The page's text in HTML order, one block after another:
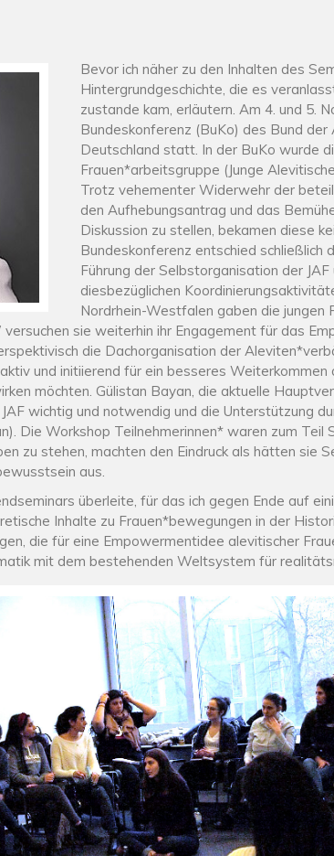
Bevor ich näher zu den Inhalten des
Hintergrundgeschichte, die es
zustande kam, erläutern. Am 4. und 5.
Bundeskonferenz (BuKo) des Bund der
Deutschland statt. In der BuKo wurde
Frauen*arbeitsgruppe (Junge
Trotz vehementer Widerwehr der
den Aufhebungsantrag und das
Diskussion zu stellen, bekamen diese
Bundeskonferenz entschied schließlich
Führung der Selbstorganisation der
diesbezüglichen
Nordrhein-Westfalen gaben die jungen
sie weiterhin ihr Engagement für das
die Dachorganisation der
und initiierend für ein besseres
möchten. Gülistan Bayan, die aktuelle
wichtig und notwendig und die Unterstützung
Die Workshop Teilnehmerinnen* waren zum Teil
zu stehen, machten den Eindruck als hätten sie
aus.
überleite, für das ich gegen Ende auf
Inhalte zu Frauen*bewegungen in der
die für eine Empowermentidee alevitischer
mit dem bestehenden Weltsystem für